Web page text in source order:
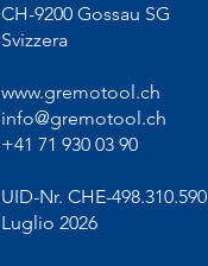
CH-9200 Gossau SG
Svizzera
www.gremotool.ch
info@gremotool.ch
+41 71 930 03 90
UID-Nr. CHE-498.310.590
Luglio 2026